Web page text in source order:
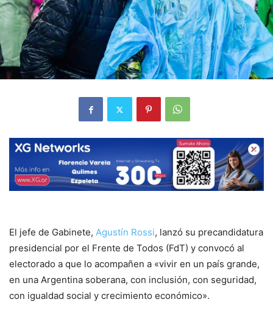
El jefe de Gabinete, Agustín Rossi, lanzó su precandidatura
presidencial por el Frente de Todos (FdT) y convocó al
electorado a que lo acompañen a «vivir en un país grande,
en una Argentina soberana, con inclusión, con seguridad,
con igualdad social y crecimiento económico».